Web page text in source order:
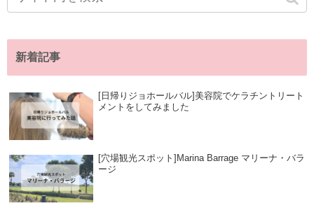
新着記事
[日帰りジョホールバル]美容院でケラチントリート
メントをしてみました
[穴場観光スポット]Marina Barrage マリーナ・バラ
ージ